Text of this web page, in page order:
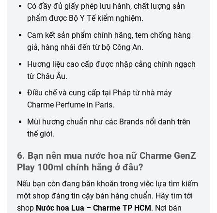
Có đầy đủ giấy phép lưu hành, chất lượng sản
phẩm được Bộ Y Tế kiểm nghiệm.
Cam kết sản phẩm chính hãng, tem chống hàng
giả, hàng nhái đến từ bộ Công An.
Hương liệu cao cấp được nhập cảng chính ngạch
từ Châu Âu.
Điều chế và cung cấp tại Pháp từ nhà máy
Charme Perfume in Paris.
Mùi hương chuẩn như các Brands nổi danh trên
thế giới.
6. Bạn nên mua nước hoa nữ Charme GenZ
Play 100ml chính hãng ở đâu?
Nếu bạn còn đang băn khoăn trong việc lựa tìm kiếm
một shop đáng tin cậy bán hàng chuẩn. Hãy tìm tới
shop Nước hoa Lua – Charme TP HCM . Nơi bán